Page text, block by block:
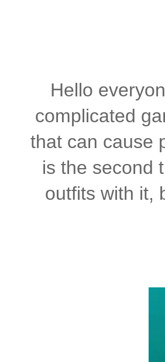
Hello
complicated
that can cause
is the second
outfits with it,